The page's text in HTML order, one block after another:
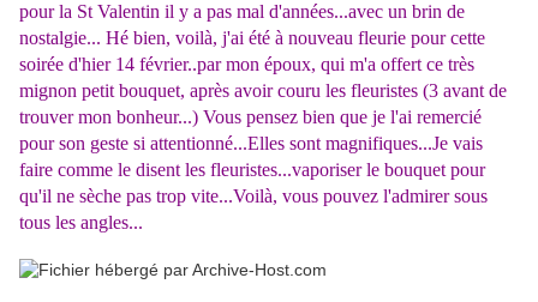
pour la St Valentin il y a pas mal d'années...avec un brin de
nostalgie... Hé bien, voilà, j'ai été à nouveau fleurie pour cette
soirée d'hier 14 février..par mon époux, qui m'a offert ce très
mignon petit bouquet, après avoir couru les fleuristes (3 avant de
trouver mon bonheur...) Vous pensez bien que je l'ai remercié
pour son geste si attentionné...Elles sont magnifiques...Je vais
faire comme le disent les fleuristes...vaporiser le bouquet pour
qu'il ne sèche pas trop vite...Voilà, vous pouvez l'admirer sous
tous les angles...